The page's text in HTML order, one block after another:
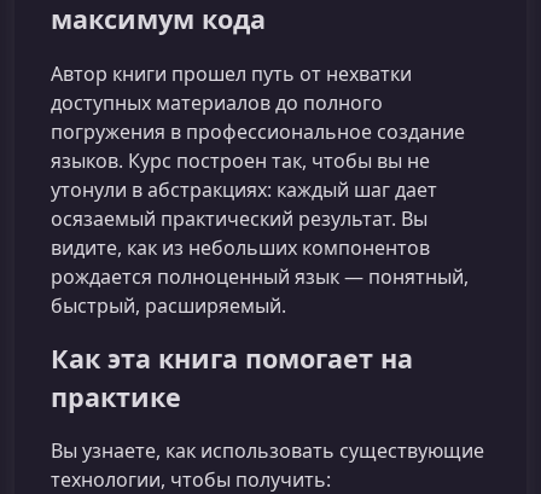
максимум кода
Автор книги прошел путь от нехватки
доступных материалов до полного
погружения в профессиональное создание
языков. Курс построен так, чтобы вы не
утонули в абстракциях: каждый шаг дает
осязаемый практический результат. Вы
видите, как из небольших компонентов
рождается полноценный язык — понятный,
быстрый, расширяемый.
Как эта книга помогает на
практике
Вы узнаете, как использовать существующие
технологии, чтобы получить: